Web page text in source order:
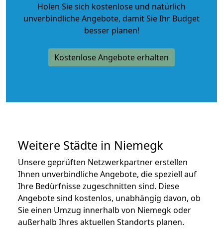
Holen Sie sich kostenlose und natürlich
unverbindliche Angebote, damit Sie Ihr Budget
besser planen!
Kostenlose Angebote erhalten
Weitere Städte in Niemegk
Unsere geprüften Netzwerkpartner erstellen
Ihnen unverbindliche Angebote, die speziell auf
Ihre Bedürfnisse zugeschnitten sind. Diese
Angebote sind kostenlos, unabhängig davon, ob
Sie einen Umzug innerhalb von Niemegk oder
außerhalb Ihres aktuellen Standorts planen.